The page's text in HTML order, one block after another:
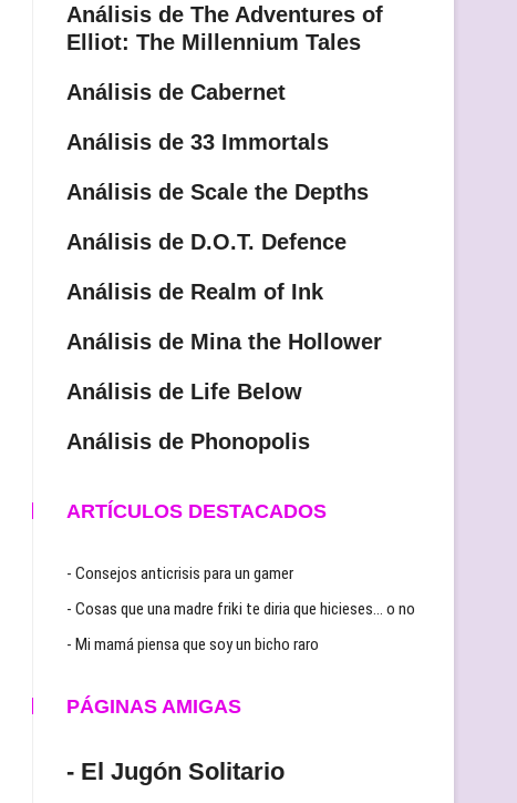
Análisis de The Adventures of
Elliot: The Millennium Tales
Análisis de Cabernet
Análisis de 33 Immortals
Análisis de Scale the Depths
Análisis de D.O.T. Defence
Análisis de Realm of Ink
Análisis de Mina the Hollower
Análisis de Life Below
Análisis de Phonopolis
ARTÍCULOS DESTACADOS
- Consejos anticrisis para un gamer
- Cosas que una madre friki te diria que hicieses… o no
- Mi mamá piensa que soy un bicho raro
PÁGINAS AMIGAS
- El Jugón Solitario